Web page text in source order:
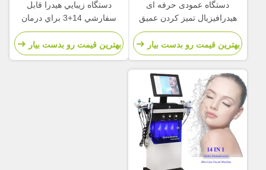
دستگاه عمودی حرفه ای
هیدرافیزیال تمیز کردن عمیق
14+3 دستگاه هیدراتاسیون
صورت
بهترین قیمت رو بدست بیار
دستگاه زيبايي هيدرا قابل
سفارشي 14+3 براي درمان
آکنه صورت
بهترین قیمت رو بدست بیار